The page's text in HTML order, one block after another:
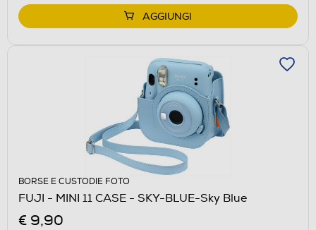
AGGIUNGI
BORSE E CUSTODIE FOTO
FUJI - MINI 11 CASE - SKY-BLUE-Sky Blue
€ 9,90